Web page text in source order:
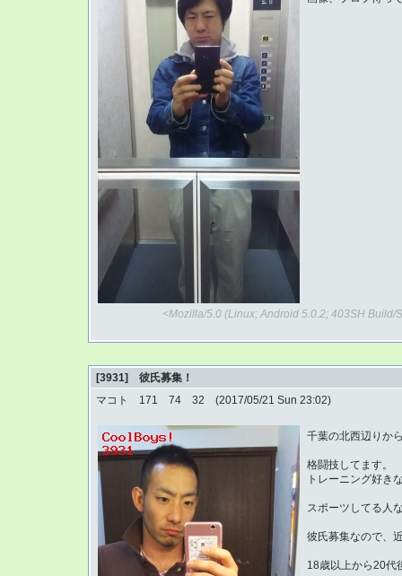
<Mozilla/5.0 (Linux; Android 5.0.2; 403SH
[3931] 彼氏募集！
マコト 171 74 32 (2017/05/21 Sun 23:02)
千葉の北西辺りか
格闘技してます。
トレーニング好き
スポーツしてる人
彼氏募集なので、
18歳以上から20代